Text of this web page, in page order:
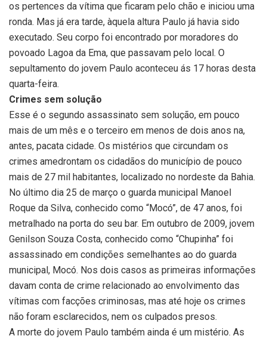
os pertences da vítima que ficaram pelo chão e iniciou uma
ronda. Mas já era tarde, àquela altura Paulo já havia sido
executado. Seu corpo foi encontrado por moradores do
povoado Lagoa da Ema, que passavam pelo local. O
sepultamento do jovem Paulo aconteceu ás 17 horas desta
quarta-feira.
Crimes sem solução
Esse é o segundo assassinato sem solução, em pouco
mais de um mês e o terceiro em menos de dois anos na,
antes, pacata cidade. Os mistérios que circundam os
crimes amedrontam os cidadãos do município de pouco
mais de 27 mil habitantes, localizado no nordeste da Bahia.
No último dia 25 de março o guarda municipal Manoel
Roque da Silva, conhecido como “Mocó”, de 47 anos, foi
metralhado na porta do seu bar. Em outubro de 2009, jovem
Genilson Souza Costa, conhecido como “Chupinha” foi
assassinado em condições semelhantes ao do guarda
municipal, Mocó. Nos dois casos as primeiras informações
davam conta de crime relacionado ao envolvimento das
vítimas com facções criminosas, mas até hoje os crimes
não foram esclarecidos, nem os culpados presos.
A morte do jovem Paulo também ainda é um mistério. As